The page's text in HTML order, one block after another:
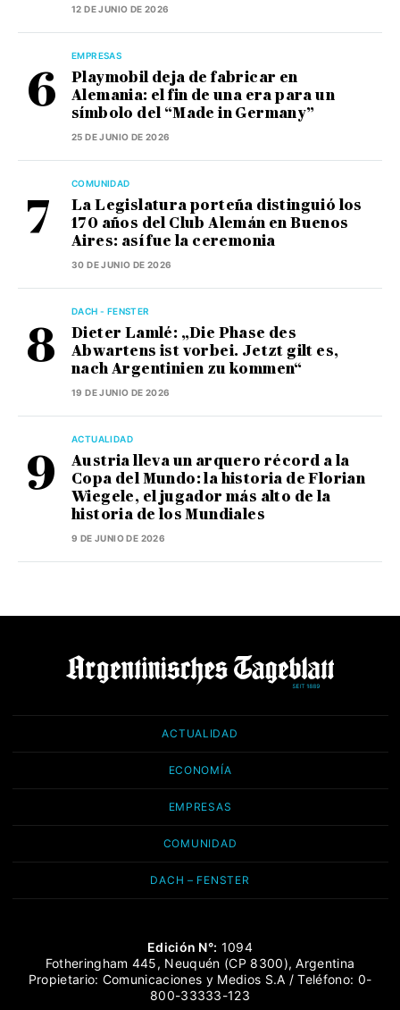
12 DE JUNIO DE 2026
EMPRESAS
Playmobil deja de fabricar en
Alemania: el fin de una era para un
símbolo del “Made in Germany”
25 DE JUNIO DE 2026
COMUNIDAD
La Legislatura porteña distinguió los
170 años del Club Alemán en Buenos
Aires: así fue la ceremonia
30 DE JUNIO DE 2026
DACH - FENSTER
Dieter Lamlé: „Die Phase des
Abwartens ist vorbei. Jetzt gilt es,
nach Argentinien zu kommen“
19 DE JUNIO DE 2026
ACTUALIDAD
Austria lleva un arquero récord a la
Copa del Mundo: la historia de Florian
Wiegele, el jugador más alto de la
historia de los Mundiales
9 DE JUNIO DE 2026
ACTUALIDAD
ECONOMÍA
EMPRESAS
COMUNIDAD
DACH – FENSTER
Edición N°: 1094
Fotheringham 445, Neuquén (CP 8300), Argentina
Propietario: Comunicaciones y Medios S.A / Teléfono: 0-
800-33333-123